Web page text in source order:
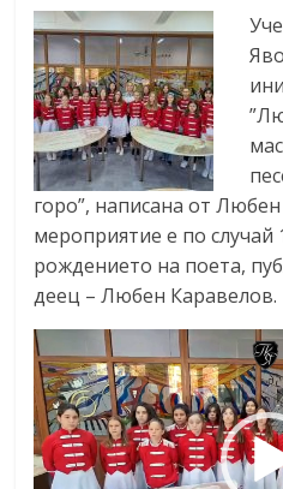
горо”, написана от
мероприятие е по случай
рождението на поета,
деец – Любен Каравелов.
Видео